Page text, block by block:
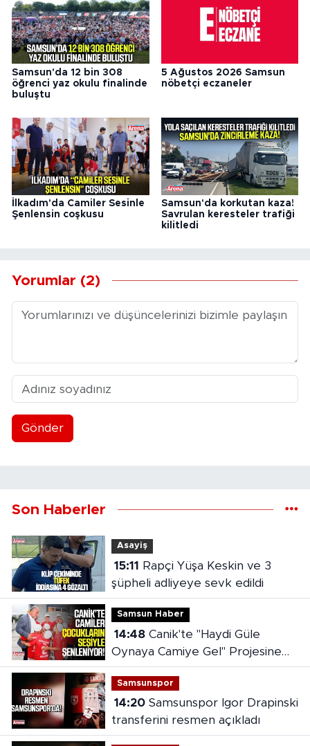
Samsun'da 12 bin 308
öğrenci yaz okulu finalinde
buluştu
5 Ağustos 2026 Samsun
nöbetçi eczaneler
İlkadım'da Camiler Sesinle
Şenlensin coşkusu
Samsun'da korkutan kaza!
Savrulan keresteler trafiği
kilitledi
Yorumlar (2)
Gönder
Son Haberler
Asayiş
15:11
şüpheli adliyeye sevk edildi
Samsun Haber
14:48Canik'te "Haydi Güle
Oynaya Camiye Gel" Projesine
yoğun ilgi
Samsunspor
14:20Samsunspor Igor Drapinski
transferini resmen açıkladı